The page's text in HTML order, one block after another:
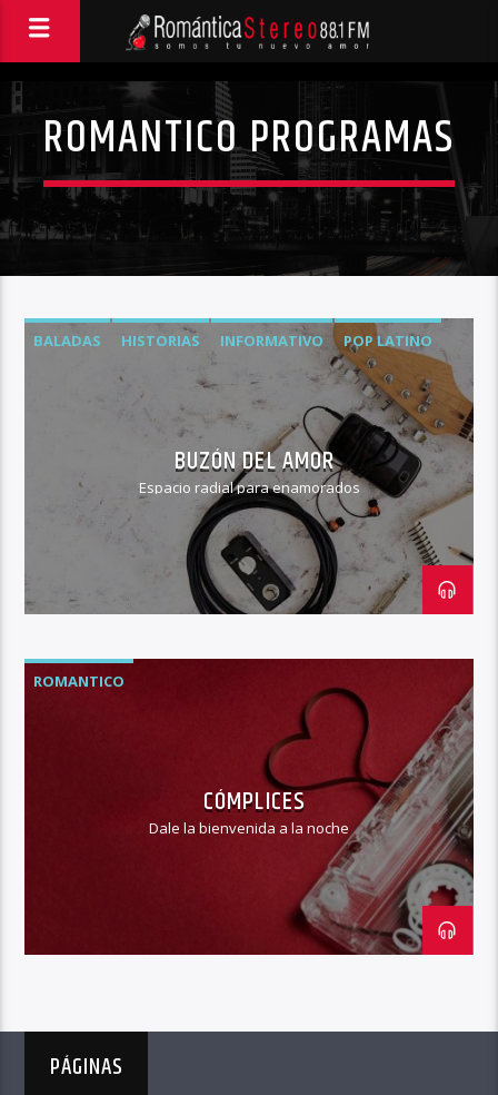
ROMANTICO PROGRAMAS
BALADAS HISTORIAS INFORMATIVO
POP LATINO
ROMANTICO
BUZÓN DEL AMOR
Espacio radial para enamorados
ROMANTICO
CÓMPLICES
Dale la bienvenida a la noche
PÁGINAS